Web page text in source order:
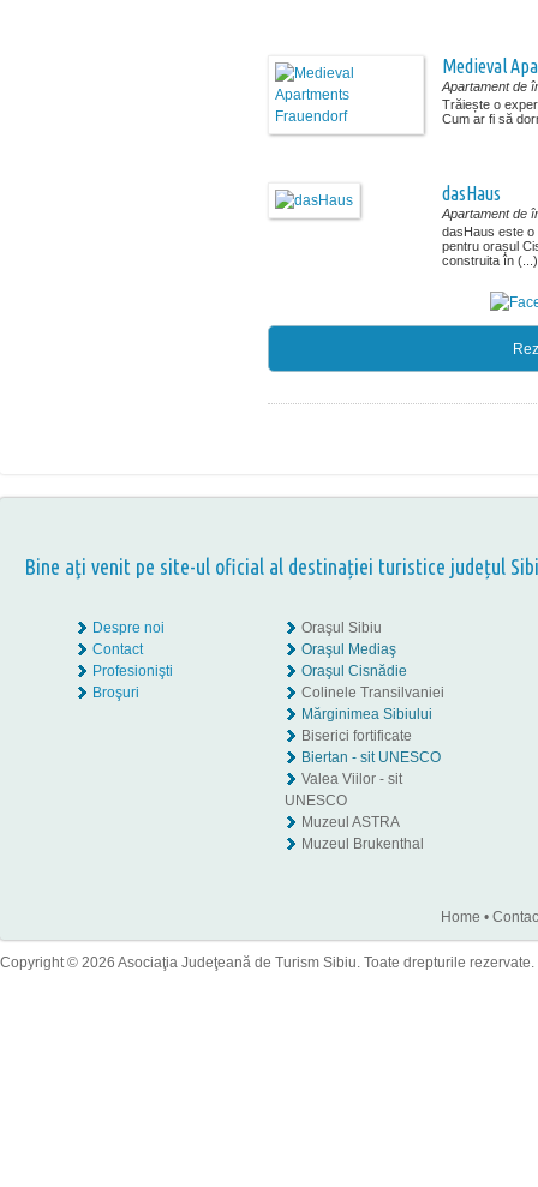
Medieval
Apartament de
Trăiește o
Cum ar fi să
dasHaus
Apartament de
dasHaus este o
pentru orașul
construita în (...)
Bine aţi venit pe site-ul oficial al destinației turistice județul
Despre noi
Contact
Profesionişti
Broşuri
Oraşul Sibiu
Oraşul Mediaş
Oraşul Cisnădie
Colinele Transilvaniei
Mărginimea Sibiului
Biserici fortificate
Biertan - sit UNESCO
Valea Viilor - sit
UNESCO
Muzeul ASTRA
Muzeul Brukenthal
Home •
Copyright © 2026 Asociaţia Judeţeană de Turism Sibiu. Toate drepturile rezervate.